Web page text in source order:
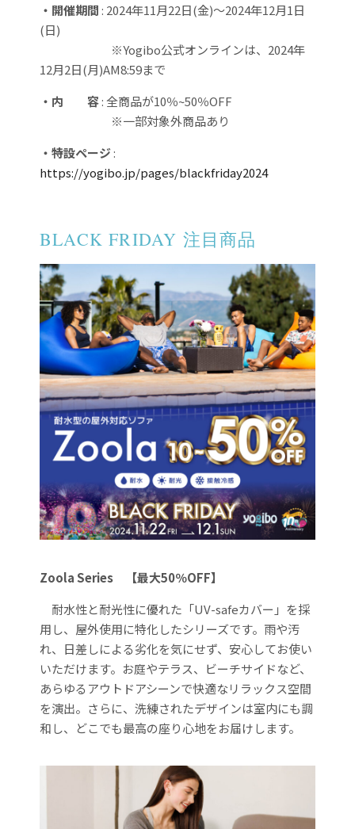
・開催期間 : 2024年11月22日(金)〜2024年12月1日
(日)
※Yogibo公式オンラインは、2024年
12月2日(月)AM8:59まで
・内 容: 全商品が10％~50％OFF
※一部対象外商品あり
・特設ページ:
https://yogibo.jp/pages/blackfriday2024
BLACK FRIDAY 注目商品
Zoola Series
【最大50％OFF】
耐水性と耐光性に優れた「UV-safeカバー」を採
用し、屋外使用に特化したシリーズです。雨や汚
れ、日差しによる劣化を気にせず、安心してお使い
いただけます。お庭やテラス、ビーチサイドなど、
あらゆるアウトドアシーンで快適なリラックス空間
を演出。さらに、洗練されたデザインは室内にも調
和し、どこでも最高の座り心地をお届けします。